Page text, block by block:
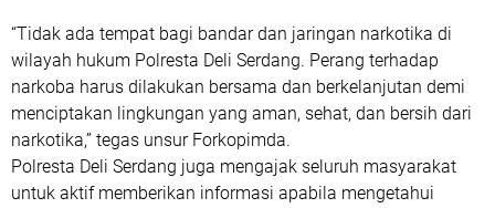
“Tidak ada tempat bagi bandar dan jaringan narkotika di
wilayah hukum Polresta Deli Serdang. Perang terhadap
narkoba harus dilakukan bersama dan berkelanjutan demi
menciptakan lingkungan yang aman, sehat, dan bersih dari
narkotika,” tegas unsur Forkopimda.
Polresta Deli Serdang juga mengajak seluruh masyarakat
untuk aktif memberikan informasi apabila mengetahui